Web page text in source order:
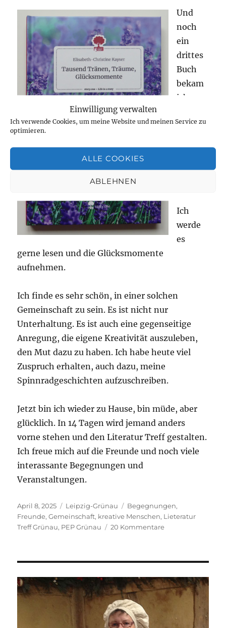
Einwilligung verwalten
Ich verwende Cookies, um meine Website und meinen Service zu
optimieren.
ALLE COOKIES
ABLEHNEN
Und
noch
ein
drittes
Buch
bekam
ich
nkt von
Christi
Ich
werde
es
gerne lesen und die Glücksmomente
aufnehmen.
Ich finde es sehr schön, in einer solchen
Gemeinschaft zu sein. Es ist nicht nur
Unterhaltung. Es ist auch eine gegenseitige
Anregung, die eigene Kreativität auszuleben,
den Mut dazu zu haben. Ich habe heute viel
Zuspruch erhalten, auch dazu, meine
Spinnradgeschichten aufzuschreiben.
Jetzt bin ich wieder zu Hause, bin müde, aber
glücklich. In 14 Tagen wird jemand anders
vorne stehen und den Literatur Treff gestalten.
Ich freue mich auf die Freunde und noch viele
interassante Begegnungen und
Veranstaltungen.
Veröffentlicht
am
April 8, 2025 Kategorien
Leipzig-Grünau Schlagwörter
Begegnungen,
Freunde,Gemeinschaft, kreative Menschen, Lieteratur
Treff Grünau, PEP Grünau 20 Kommentarezu